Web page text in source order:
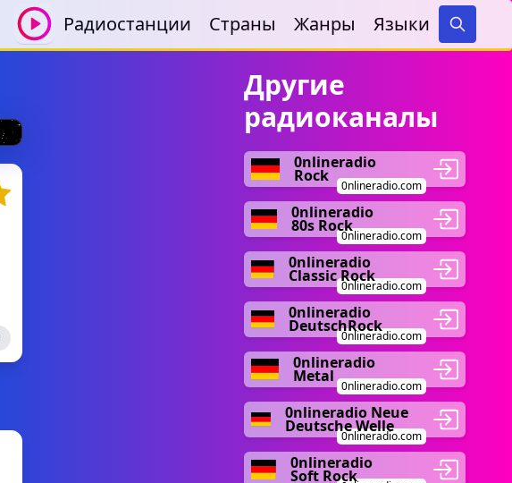
Радиостанции Страны Жанры Языки
Search
Другие
радиоканалы
0nlineradio
Rock
0nlineradio.com
0nlineradio
80s Rock
0nlineradio.com
0nlineradio
Classic Rock
0nlineradio.com
0nlineradio
DeutschRock
0nlineradio.com
0nlineradio
Metal
0nlineradio.com
0nlineradio Neue
Deutsche Welle
0nlineradio.com
0nlineradio
Soft Rock